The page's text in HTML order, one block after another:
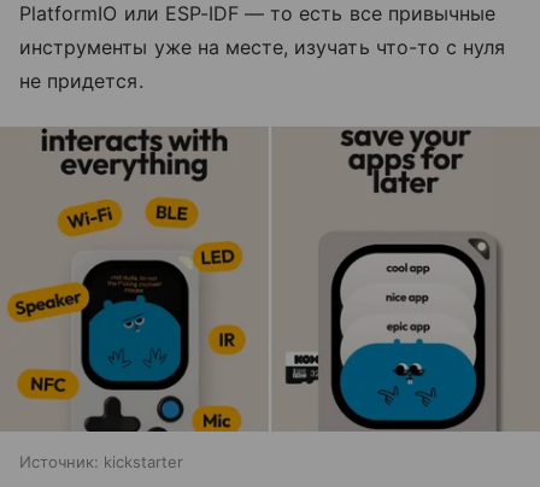
PlatformIO или ESP-IDF — то есть все привычные
инструменты уже на месте, изучать что-то с нуля
не придется.
Источник: kickstarter